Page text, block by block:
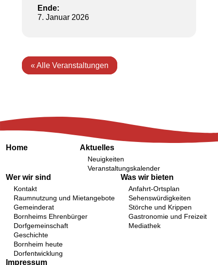
« Alle Veranstaltungen
Ende:
7. Januar 2026
Home Aktuelles
Neuigkeiten
Veranstaltungskalender
Wer wir sind
Kontakt
Raumnutzung und Mietangebote
Gemeinderat
Bornheims Ehrenbürger
Dorfgemeinschaft
Geschichte
Bornheim heute
Dorfentwicklung
Was wir bieten
Anfahrt-Ortsplan
Sehenswürdigkeiten
Störche und Krippen
Gastronomie und Freizeit
Mediathek
Impressum